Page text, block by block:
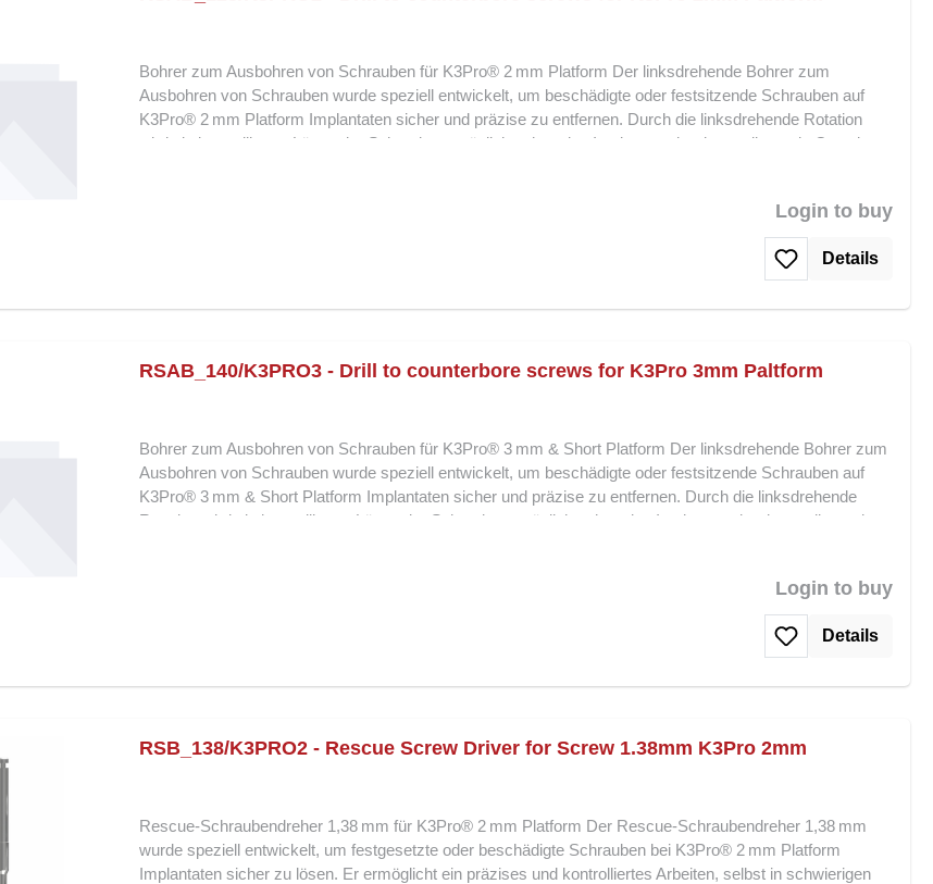
für die Implantatversorgung mit der K3Pro® 2 mm Platform.
Bohrer zum Ausbohren von Schrauben für K3Pro® 2 mm Platform Der linksdrehende Bohrer zum
Ausbohren von Schrauben wurde speziell entwickelt, um beschädigte oder festsitzende Schrauben auf
K3Pro® 2 mm Platform Implantaten sicher und präzise zu entfernen. Durch die linksdrehende Rotation
wird ein kontrolliertes Lösen der Schraube ermöglicht, ohne das Implantat oder das umliegende Gewebe
Standardwerkzeuge nicht greifen, und bietet maximale Sicherheit bei der Wiederherstellung von
Implantatkomponenten. Merkmale und Vorteile: Speziell für K3Pro® 2 mm Platform Linksdrehend für
sicheres Lösen festsitzender Schrauben Präzise Schneidkante für kontrolliertes Ausbohren Schont
Implantat und umliegendes Gewebe Ideal für Notfallsituationen und schwierige Schraubenentfernungen
Hochwertige, langlebige Verarbeitung Der linksdrehende Bohrer zum Ausbohren von Schrauben bietet eine
Login to buy
Details
RSAB_140/K3PRO3 - Drill to counterbore screws for K3Pro 3mm Paltform
Bohrer zum Ausbohren von Schrauben für K3Pro® 3 mm & Short Platform Der linksdrehende Bohrer zum
Ausbohren von Schrauben wurde speziell entwickelt, um beschädigte oder festsitzende Schrauben auf
K3Pro® 3 mm & Short Platform Implantaten sicher und präzise zu entfernen. Durch die linksdrehende
Rotation wird ein kontrolliertes Lösen der Schraube ermöglicht, ohne das Implantat oder das umliegende
Standardwerkzeuge nicht greifen, und bietet maximale Sicherheit bei der Wiederherstellung von
Implantatkomponenten. Merkmale und Vorteile: Speziell für K3Pro® 3 mm & Short Platform Linksdrehend
für sicheres Lösen festsitzender Schrauben Präzise Schneidkante für kontrolliertes Ausbohren Schont
Implantat und umliegendes Gewebe Ideal für Notfallsituationen und schwierige Schraubenentfernungen
Hochwertige, langlebige Verarbeitung Der linksdrehende Bohrer zum Ausbohren von Schrauben bietet eine
Login to buy
Details
RSB_138/K3PRO2 - Rescue Screw Driver for Screw 1.38mm K3Pro 2mm
Rescue-Schraubendreher 1,38 mm für K3Pro® 2 mm Platform Der Rescue-Schraubendreher 1,38 mm
wurde speziell entwickelt, um festgesetzte oder beschädigte Schrauben bei K3Pro® 2 mm Platform
Implantaten sicher zu lösen. Er ermöglicht ein präzises und kontrolliertes Arbeiten, selbst in schwierigen